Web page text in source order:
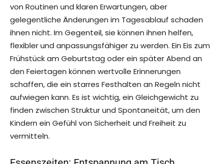
von Routinen und klaren Erwartungen, aber
gelegentliche Änderungen im Tagesablauf schaden
ihnen nicht. Im Gegenteil, sie können ihnen helfen,
flexibler und anpassungsfähiger zu werden. Ein Eis zum
Frühstück am Geburtstag oder ein später Abend an
den Feiertagen können wertvolle Erinnerungen
schaffen, die ein starres Festhalten an Regeln nicht
aufwiegen kann. Es ist wichtig, ein Gleichgewicht zu
finden zwischen Struktur und Spontaneität, um den
Kindern ein Gefühl von Sicherheit und Freiheit zu
vermitteln.